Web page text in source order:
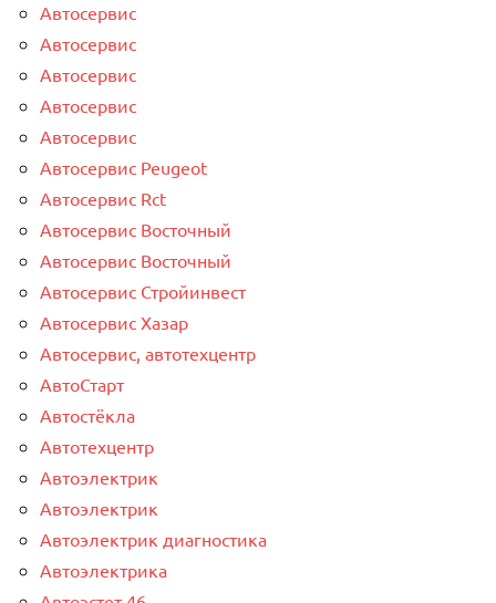
Автосервис
Автосервис
Автосервис
Автосервис
Автосервис
Автосервис Peugeot
Автосервис Rct
Автосервис Восточный
Автосервис Восточный
Автосервис Стройинвест
Автосервис Хазар
Автосервис, автотехцентр
АвтоСтарт
Автостёкла
Автотехцентр
Автоэлектрик
Автоэлектрик
Автоэлектрик диагностика
Автоэлектрика